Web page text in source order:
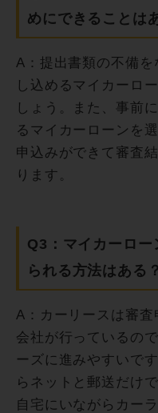
めにできることは
A：提出書類の不備
し込めるマイカーロ
しょう。また、事前
るマイカーローンを
申込みができて審査
ります。
Q3：マイカーロ
られる方法はある？
A：カーリースは審
会社が行っているの
ーズに進みやすいで
らネットと郵送だけ
自宅にいながらカー